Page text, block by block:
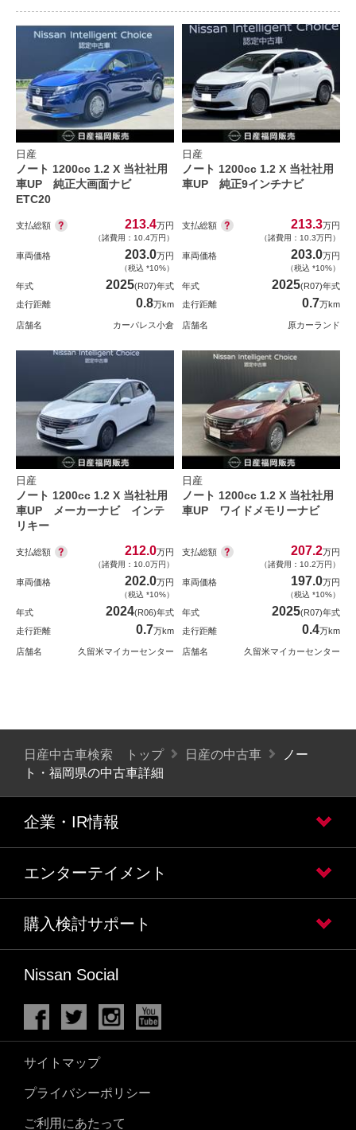
日産
ノート 1200cc 1.2 X 当社社用
車UP 純正大画面ナビ
ETC20
支払総額 213.4万円
（諸費用：10.4万円）
車両価格 203.0万円
（税込 *10%）
年式 2025(R07)年式
走行距離
0.8万km
店舗名 カーパレス小倉
日産
ノート 1200cc 1.2 X 当社社用
車UP 純正9インチナビ
支払総額 213.3万円
（諸費用：10.3万円）
車両価格 203.0万円
（税込 *10%）
年式 2025(R07)年式
走行距離
0.7万km
店舗名 原カーランド
日産
ノート 1200cc 1.2 X 当社社用
車UP メーカーナビ インテ
リキー
支払総額 212.0万円
（諸費用：10.0万円）
車両価格 202.0万円
（税込 *10%）
年式 2024(R06)年式
走行距離
0.7万km
店舗名 久留米マイカーセンター
日産
ノート 1200cc 1.2 X 当社社用
車UP ワイドメモリーナビ
支払総額 207.2万円
（諸費用：10.2万円）
車両価格 197.0万円
（税込 *10%）
年式 2025(R07)年式
走行距離
0.4万km
店舗名 久留米マイカーセンター
日産中古車検索 トップ 日産の中古車
ノー
ト・福岡県の中古車詳細
企業・IR情報
エンターテイメント
購入検討サポート
Nissan Social
サイトマップ
プライバシーポリシー
ご利用にあたって